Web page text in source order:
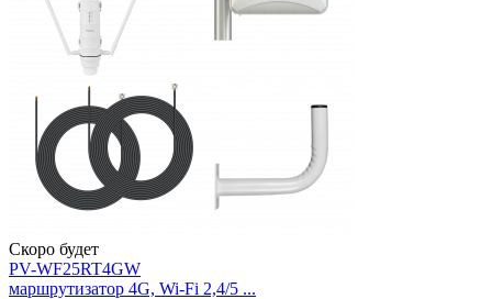
Скоро будет
PV-WF25RT4GW
маршрутизатор 4G, Wi-Fi 2,4/5 ...